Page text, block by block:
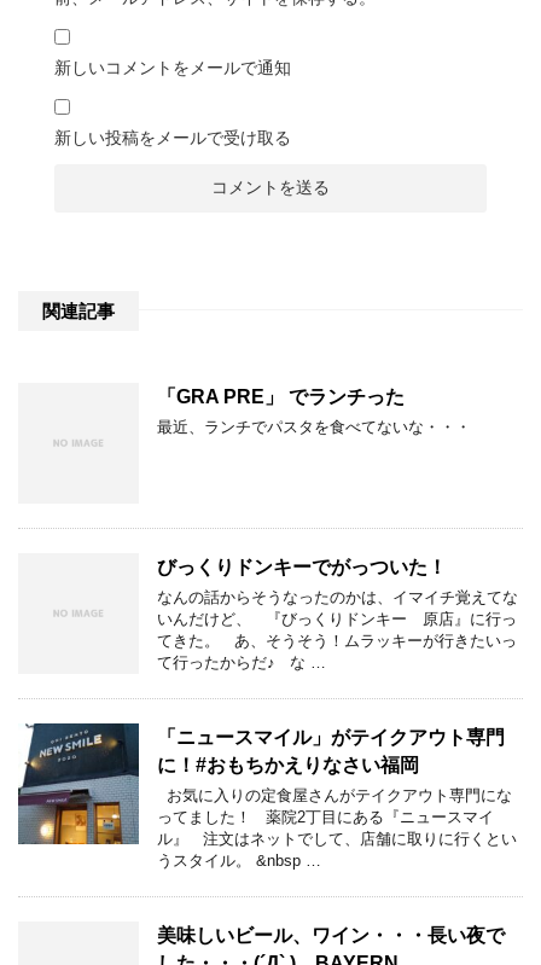
新しいコメントをメールで通知
新しい投稿をメールで受け取る
関連記事
「GRA PRE」 でランチった
最近、ランチでパスタを食べてないな・・・
びっくりドンキーでがっついた！
なんの話からそうなったのかは、イマイチ覚えてな
いんだけど、 『びっくりドンキー 原店』に行っ
てきた。 あ、そうそう！ムラッキーが行きたいっ
て行ったからだ♪ な …
「ニュースマイル」がテイクアウト専門
に！#おもちかえりなさい福岡
お気に入りの定食屋さんがテイクアウト専門にな
ってました！ 薬院2丁目にある『ニュースマイ
ル』 注文はネットでして、店舗に取りに行くとい
うスタイル。 &nbsp …
美味しいビール、ワイン・・・長い夜で